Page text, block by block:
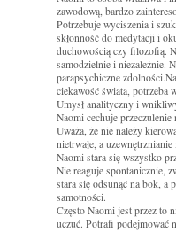
zawodową, bardzo
Potrzebuje wyciszenia i
skłonność do medytacji i
duchowością czy filozofią.
samodzielnie i niezależnie.
parapsychiczne
ciekawość świata, potrzeba
Umysł analityczny i
Naomi cechuje
Uważa, że nie należy
nietrwałe, a uzewnętrznianie
Naomi stara się wszystko
Nie reaguje spontanicznie,
stara się odsunąć na bok, a
samotności.
Często Naomi jest przez to
uczuć. Potrafi podejmować